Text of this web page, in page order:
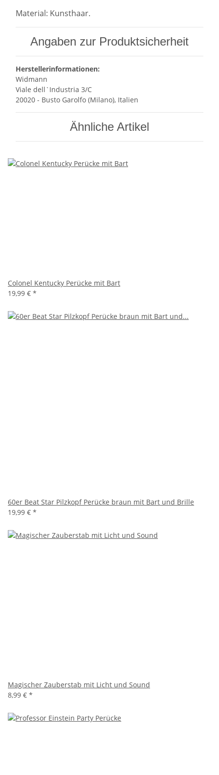
Material: Kunsthaar.
Angaben zur Produktsicherheit
Herstellerinformationen:
Widmann
Viale dell`Industria 3/C
20020 - Busto Garolfo (Milano), Italien
Ähnliche Artikel
Colonel Kentucky Perücke mit Bart
19,99 € *
60er Beat Star Pilzkopf Perücke braun mit Bart und Brille
19,99 € *
Magischer Zauberstab mit Licht und Sound
8,99 € *